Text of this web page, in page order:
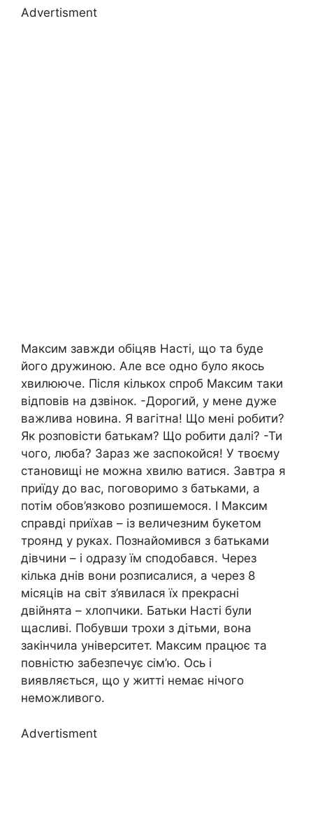
Advertisment
Максим завжди обіцяв Насті, що та буде
його дружиною. Але все одно було якось
хвилююче. Після кількох спроб Максим таки
відповів на дзвінок. -Дорогий, у мене дуже
важлива новина. Я вагітна! Що мені робити?
Як розповісти батькам? Що робити далі? -Ти
чого, люба? Зараз же заспокойся! У твоєму
становищі не можна хвилю ватися. Завтра я
приїду до вас, поговоримо з батьками, а
потім обов’язково розпишемося. І Максим
справді приїхав – із величезним букетом
троянд у руках. Познайомився з батьками
дівчини – і одразу їм сподобався. Через
кілька днів вони розписалися, а через 8
місяців на світ з’явилася їх прекрасні
двійнята – хлопчики. Батьки Насті були
щасливі. Побувши трохи з дітьми, вона
закінчила університет. Максим працює та
повністю забезпечує сім’ю. Ось і
виявляється, що у житті немає нічого
неможливого.
Advertisment